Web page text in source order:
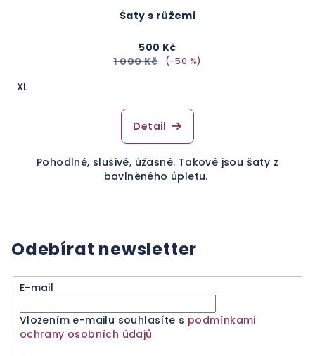
Šaty s růžemi
500 Kč
1 000 Kč
(–50 %)
XL
Detail
Pohodlné, slušivé, úžasné. Takové jsou šaty z
bavlněného úpletu.
Odebírat newsletter
E-mail
Vložením e-mailu souhlasíte s podmínkami
ochrany osobních údajů